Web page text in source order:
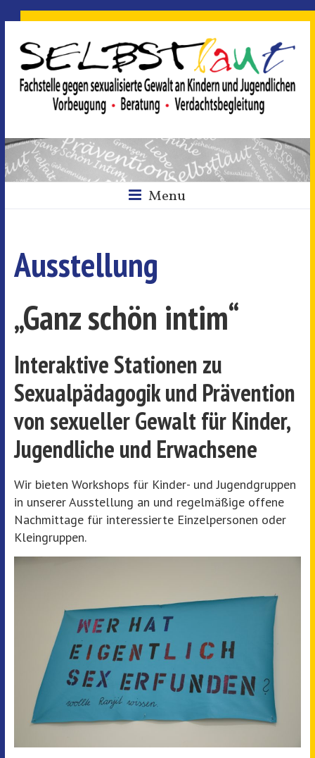
Menu
Ausstellung
„Ganz schön intim“
Interaktive Stationen zu
Sexualpädagogik und Prävention
von sexueller Gewalt für Kinder,
Jugendliche und Erwachsene
Wir bieten Workshops für Kinder- und Jugendgruppen
in unserer Ausstellung an und regelmäßige offene
Nachmittage für interessierte Einzelpersonen oder
Kleingruppen.